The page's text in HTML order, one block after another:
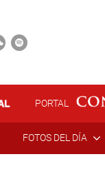
PORTAL
FOTOS DEL DÍA